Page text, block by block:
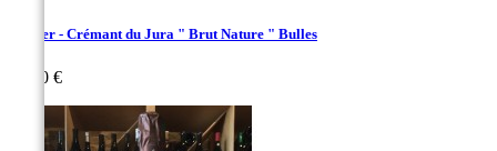
Pignier - Crémant du Jura " Brut Nature " Bulles
24,00 €